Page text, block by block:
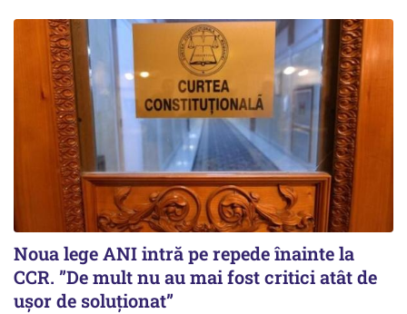
Noua lege ANI intră pe repede înainte la
CCR. ”De mult nu au mai fost critici atât de
ușor de soluționat”